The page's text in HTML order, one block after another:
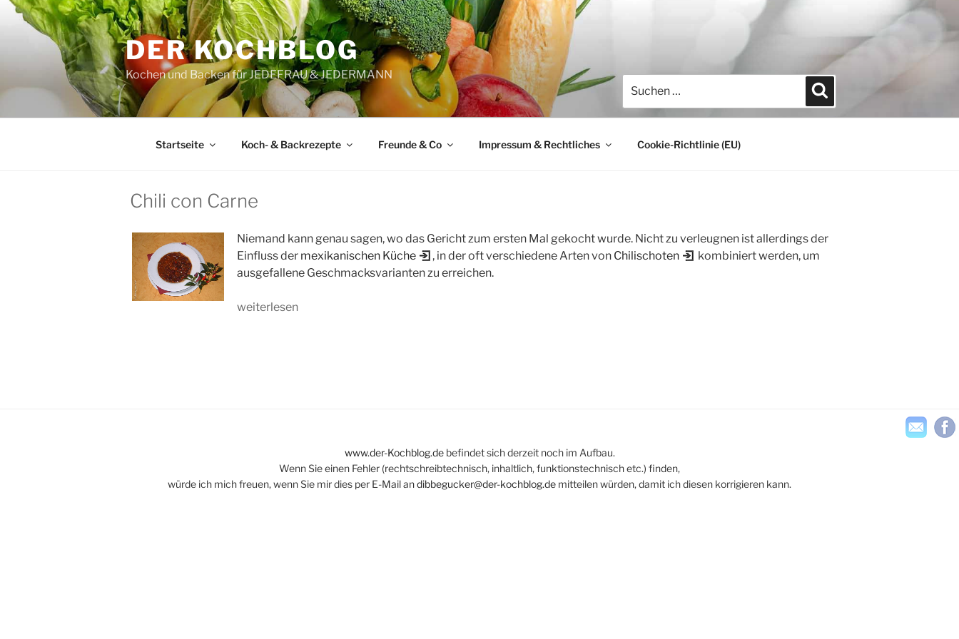
Zum
Inhalt
DER KOCHBLOG
Kochen und Backen für JEDEFRAU & JEDERMANN
nach:
Startseite Koch- & Backrezepte Freunde & Co Impressum & Rechtliches Cookie-Richtlinie (EU)
Chili con Carne
Niemand kann genau sagen, wo das Gericht zum ersten Mal gekocht wurde. Nicht zu verleugnen ist allerdings der
Einfluss der mexikanischen Küche , in der oft verschiedene Arten von Chilischoten
kombiniert werden, um
ausgefallene Geschmacksvarianten zu erreichen.
„Chili
weiterlesen
www.der-Kochblog.debefindet sich derzeit noch im Aufbau.
Wenn Sie einen Fehler (rechtschreibtechnisch, inhaltlich, funktionstechnisch etc.) finden,
würde ich mich freuen, wenn Sie mir dies per E-Mail andibbegucker@der-kochblog.de mitteilen würden, damit ich diesen korrigieren kann.